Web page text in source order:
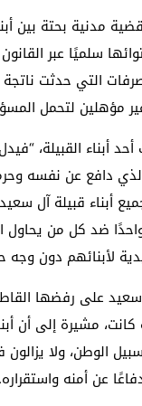
مدنية بحتة بين
سلميًا عبر القانون
التي حدثت ناتجة
مؤهلين لتحمل
أبناء القبيلة،
دافع عن نفسه
أبناء قبيلة آل سعيد
ضد كل من يحاول
لأبنائهم دون
على رفضها
مشيرة إلى أن
الوطن، ولا
عن أمنه واستقراره.